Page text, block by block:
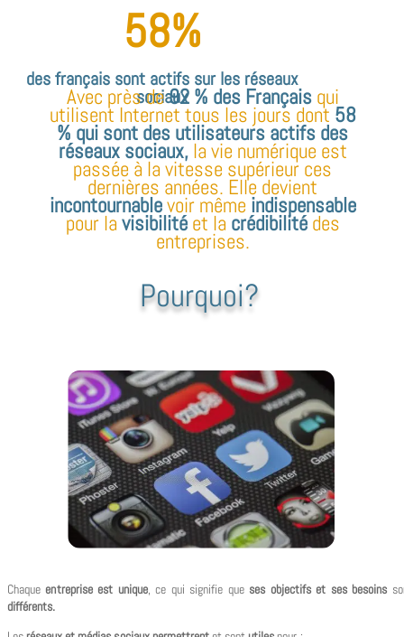
58%
des français sont actifs sur les réseaux
sociaux
Avec près de92 % des Françaisqui
utilisent Internet tous les jours dont 58
% qui sont des utilisateurs actifs des
réseaux sociaux, la vie numérique est
passée à la vitesse supérieur ces
dernières années. Elle devient
incontournablevoir même indispensable
pour la visibilitéet la crédibilitédes
entreprises.
Pourquoi?
Chaque entreprise est unique, ce qui signifie que ses objectifs et ses besoins
différents.